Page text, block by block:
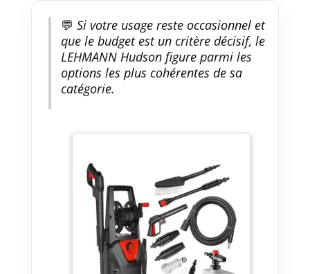
💬 Si votre usage reste occasionnel et
que le budget est un critère décisif, le
LEHMANN Hudson figure parmi les
options les plus cohérentes de sa
catégorie.